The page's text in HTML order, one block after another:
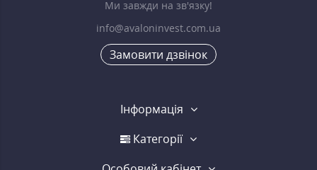
Ми завжди на зв'язку!
info@avaloninvest.com.ua
Замовити дзвінок
Інформація
Категорії